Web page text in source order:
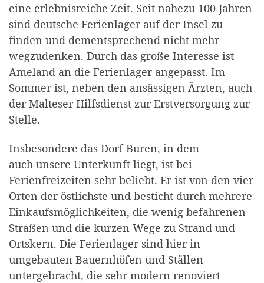
eine erlebnisreiche Zeit. Seit nahezu 100 Jahren
sind deutsche Ferienlager auf der Insel zu
finden und dementsprechend nicht mehr
wegzudenken. Durch das große Interesse ist
Ameland an die Ferienlager angepasst. Im
Sommer ist, neben den ansässigen Ärzten, auch
der Malteser Hilfsdienst zur Erstversorgung zur
Stelle.
Insbesondere das Dorf Buren, in dem
auch unsere Unterkunft liegt, ist bei
Ferienfreizeiten sehr beliebt. Er ist von den vier
Orten der östlichste und besticht durch mehrere
Einkaufsmöglichkeiten, die wenig befahrenen
Straßen und die kurzen Wege zu Strand und
Ortskern. Die Ferienlager sind hier in
umgebauten Bauernhöfen und Ställen
untergebracht, die sehr modern renoviert